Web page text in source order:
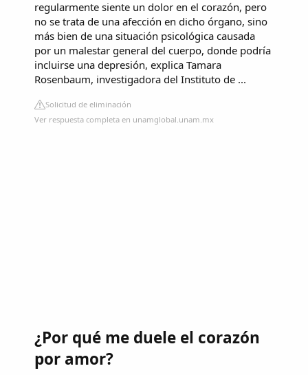
regularmente siente un dolor en el corazón, pero
no se trata de una afección en dicho órgano, sino
más bien de una situación psicológica causada
por un malestar general del cuerpo, donde podría
incluirse una depresión, explica Tamara
Rosenbaum, investigadora del Instituto de ...
Solicitud de eliminación
Ver respuesta completa en unamglobal.unam.mx
¿Por qué me duele el corazón
por amor?